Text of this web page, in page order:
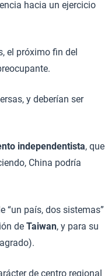
hacia un ejercicio
el próximo fin del
y deberían ser
independentista, que
China podría
“un país, dos sistemas”
de Taiwan, y para su
de centro regional